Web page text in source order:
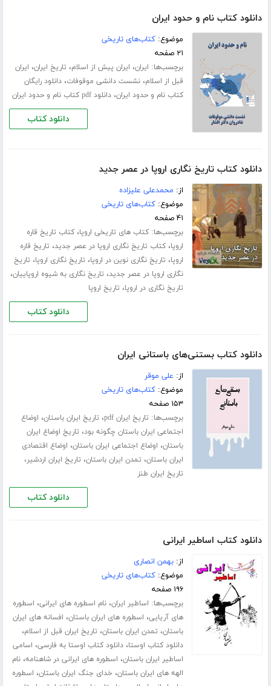
دانلود کتاب نام و حدود ایران
موضوع:کتاب‌های تاریخی
۲۱ صفحه
برچسب‌ها: ایران، ایران پیش از اسلام، تاریخ ایران، ایران
قبل از اسلام،نشست دانشی موقوفات،دانلود رایگان
کتاب نام و حدود ایران،دانلود pdf کتاب نام و حدود ایران
دانلود کتاب
دانلود کتاب تاریخ نگاری اروپا در عصر جدید
از: محمدعلی علیزاده
موضوع:کتاب‌های تاریخی
۴۱ صفحه
برچسب‌ها:کتاب های تاریخی اروپا،کتاب تاریخ قاره
اروپا،کتاب تاریخ نگاری اروپا در عصر جدید، تاریخ قاره
اروپا، تاریخ نگاری نوین در اروپا، تاریخ نگاری اروپا، تاریخ
نگاری اروپا در عصر جدید، تاریخ نگاری به شیوه اروپاییان،
تاریخ نگاری در اروپا، تاریخ اروپا
دانلود کتاب
دانلود کتاب بستنی‌های باستانی ایران
از: علی موقر
موضوع:کتاب‌های تاریخی
۱۵۳ صفحه
برچسب‌ها: تاریخ ایران pdf ، تاریخ ایران باستان، اوضاع
اجتماعی ایران باستان چگونه بود، تاریخ اوضاع ایران
باستان، اوضاع اجتماعی ایران باستان، اوضاع اقتصادی
ایران باستان، تمدن ایران باستان، تاریخ ایران اردشیر،
تاریخ ایران طنز
دانلود کتاب
دانلود کتاب اساطیر ایرانی
از:بهمن انصاری
موضوع:کتاب‌های تاریخی
۱۹۶ صفحه
برچسب‌ها: اساطیر ایران،نام اسطوره های ایرانی، اسطوره
های آریایی، اسطوره های ایران باستان، افسانه های ایران
باستان، تمدن ایران باستان، تاریخ ایران قبل از اسلام،
دانلود کتاب اوستا،دانلود کتاب اوستا به فارسی، اسامی
اساطیر ایران باستان، اسطوره های ایرانی در شاهنامه،نام
الهه های ایران باستان، خدای جنگ ایران باستان، اسطوره